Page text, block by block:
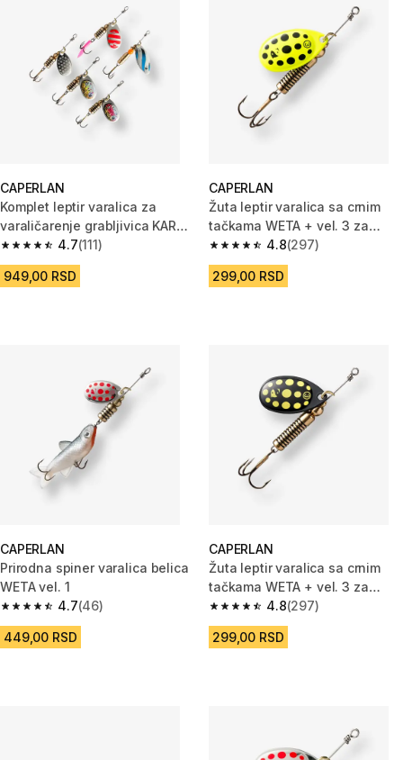
CAPERLAN
Komplet leptir varalica za
varaličarenje grabljivica KARE
NEW
4.7
4.7 od 5 zvezdica from 111 Recenzije
(111)
949,00 RSD
CAPERLAN
Žuta leptir varalica sa crnim
tačkama WETA + vel. 3 za
ribolov grabljivica
4.8
4.8 od 5 zvezdica from 297
(297)
299,00 RSD
CAPERLAN
Prirodna spiner varalica belica
WETA vel. 1
4.7
4.7 od 5 zvezdica from 46 Recenzije
(46)
449,00 RSD
CAPERLAN
Žuta leptir varalica sa crnim
tačkama WETA + vel. 3 za
ribolov grabljivica
4.8
4.8 od 5 zvezdica from 297
(297)
299,00 RSD